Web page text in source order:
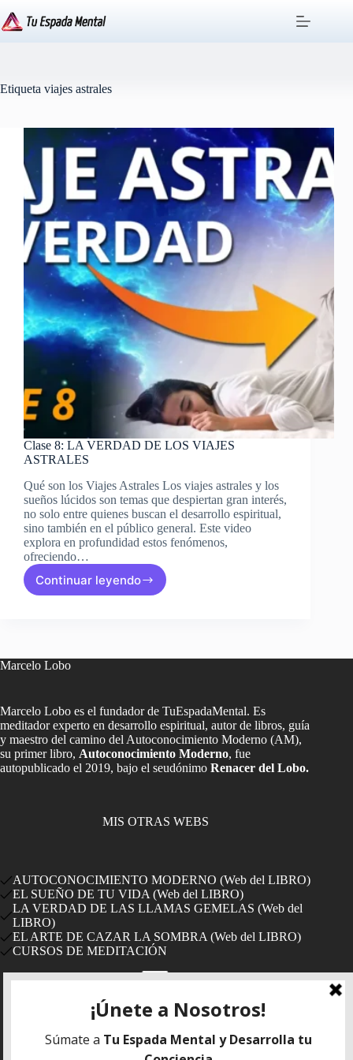
al
contenido
Etiqueta viajes astrales
Clase 8: LA VERDAD DE LOS VIAJES
ASTRALES
Qué son los Viajes Astrales Los viajes astrales y los
sueños lúcidos son temas que despiertan gran interés,
no solo entre quienes buscan el desarrollo espiritual,
sino también en el público general. Este video
explora en profundidad estos fenómenos,
ofreciendo…
Continuar leyendo
Clase
LOS
Marcelo Lobo
Marcelo Lobo es el fundador de TuEspadaMental. Es
meditador experto en desarrollo espiritual, autor de libros, guía
y maestro del camino del Autoconocimiento Moderno (AM),
su primer libro, Autoconocimiento Moderno, fue
autopublicado el 2019, bajo el seudónimo Renacer del Lobo.
MIS OTRAS WEBS
AUTOCONOCIMIENTO MODERNO (Web del LIBRO)
EL SUEÑO DE TU VIDA (Web del LIBRO)
LA VERDAD DE LAS LLAMAS GEMELAS (Web del
LIBRO)
EL ARTE DE CAZAR LA SOMBRA (Web del LIBRO)
CURSOS DE MEDITACIÓN